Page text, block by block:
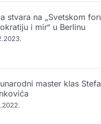
stvara na „Svetskom
i mir“ u Berlinu
master klas